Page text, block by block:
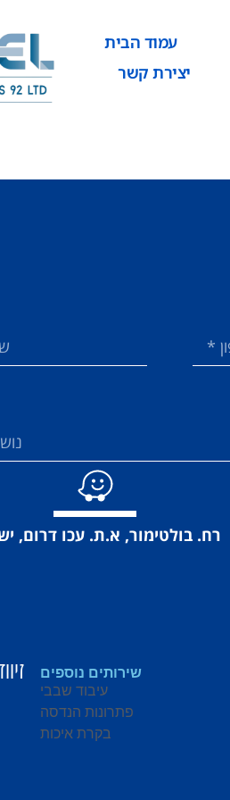
עמוד הבית
יצירת קשר
רח. בולטימור, א.ת. עכו דרום,
שירותים נוספים
עיבוד שבבי
פתרונות הנדסה
בקרת איכות